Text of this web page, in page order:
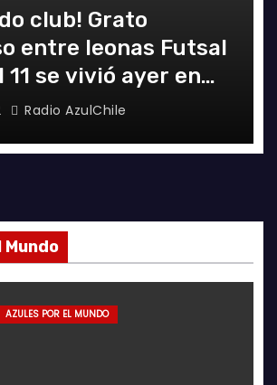
club! Grato
entre leonas Futsal
11 se vivió ayer en
Radio AzulChile
Mundo
AZULES POR EL MUNDO